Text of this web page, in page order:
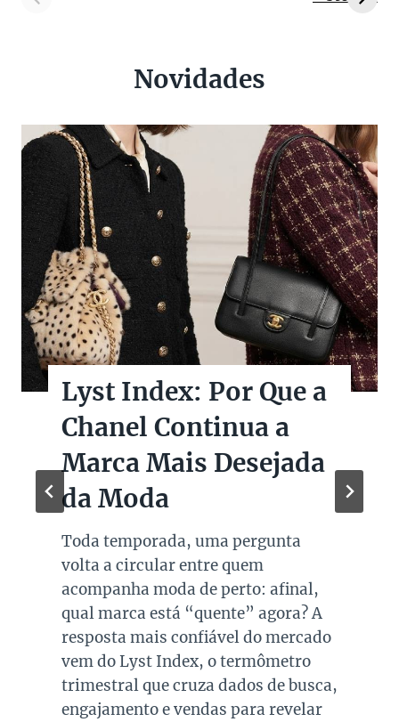
Novidades
Lyst Index: Por Que a
Chanel Continua a
Marca Mais Desejada
da Moda
Toda temporada, uma pergunta
volta a circular entre quem
acompanha moda de perto: afinal,
qual marca está “quente” agora? A
resposta mais confiável do mercado
vem do Lyst Index, o termômetro
trimestral que cruza dados de busca,
engajamento e vendas para revelar